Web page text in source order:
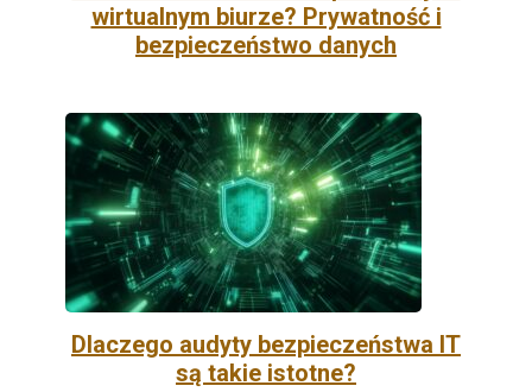
wirtualnym biurze? Prywatność i
bezpieczeństwo danych
Dlaczego audyty bezpieczeństwa IT
są takie istotne?